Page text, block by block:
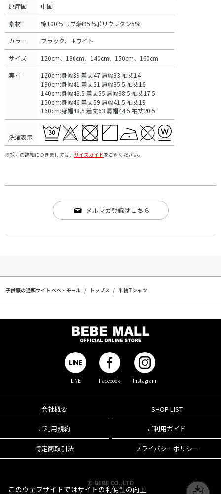
原産国 中国
素材 綿100% リブ:綿95%ポリウレタン5%
カラー ブラック、ホワイト
サイズ 120cm、130cm、140cm、150cm、160cm
実寸
120cm:身幅39 着丈47 肩幅33 袖丈14
130cm:身幅41 着丈51 肩幅35.5 袖丈16
140cm:身幅43.5 着丈55 肩幅38.5 袖丈17.5
150cm:身幅46 着丈59 肩幅41.5 袖丈19
160cm:身幅48.5 着丈63 肩幅44.5 袖丈20.5
洗濯表示
※採寸の詳細につきましては、 サイズガイドをご覧ください。
メルマガ登録はこちら
子供服の通販サイト ベベ・モール トップス 半袖Tシャツ
LINE Facebook Instagram
会社概要 SHOP LIST
ご利用規約 ご利用ガイド
特定商取引法 プライバシーポリシー
© BEBE CO.,LTD
このウェブサイトではサイトの利便性の向上